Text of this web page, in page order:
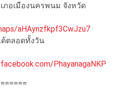
ภอเมืองนครพนม จังหวัด
aHAynzfkpf3CwJzu7
ด้ตลอดทั้งวัน
PhayanagaNKP